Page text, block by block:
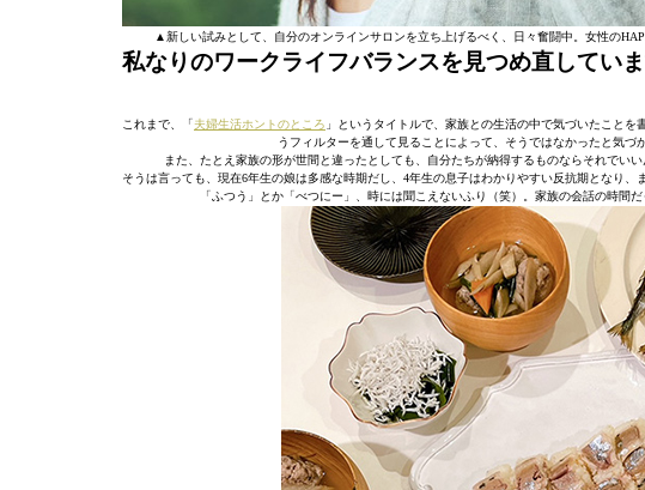
▲新しい試みとして、自分のオンラインサロンを立ち上げるべく、日々奮闘中。女性の
私なりのワークライフバランスを見つめ直してい
これまで、「夫婦生活ホントのところ 」というタイトルで、家族との生活の中で気づいたこと
うフィルターを通して見ることによって、そうではなかったと気づ
また、たとえ家族の形が世間と違ったとしても、自分たちが納得するものならそれでい
そうは言っても、現在6年生の娘は多感な時期だし、4年生の息子はわかりやすい反抗期となり
「ふつう」とか「べつにー」、時には聞こえないふり（笑）。家族の会話の時間